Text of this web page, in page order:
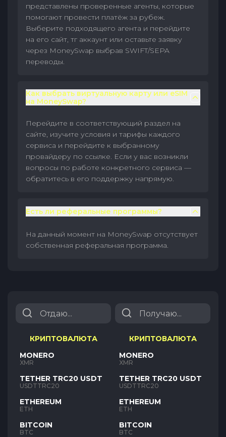
представлены проверенные агенты, которые
помогают провести платёж за рубеж.
Выберите подходящего агента и перейдите
на его сайт, тг аккаунт или оставьте заявку
через MoneySwap выбрав SWIFT/SEPA
переводы.
Как выбрать виртуальную карту или eSIM
на MoneySwap?
Перейдите в соответствующий раздел на
сайте, изучите условия и тарифы каждого
сервиса и перейдите к выбранному
провайдеру по ссылке. Если у вас возникли
вопросы по работе конкретного сервиса —
обратитесь в его поддержку напрямую.
Есть ли реферальные программы?
На данный момент на MoneySwap отсутствует
собственная реферальная программа.
КРИПТОВАЛЮТА
MONERO
XMR
TETHER TRC20 USDT
USDTTRC20
ETHEREUM
ETH
BITCOIN
BTC
КРИПТОВАЛЮТА
MONERO
XMR
TETHER TRC20 USDT
USDTTRC20
ETHEREUM
ETH
BITCOIN
BTC